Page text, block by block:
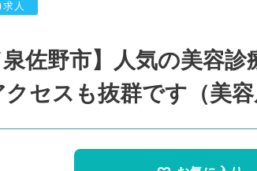
人
泉佐野市】人気の美容
セスも抜群です（美容